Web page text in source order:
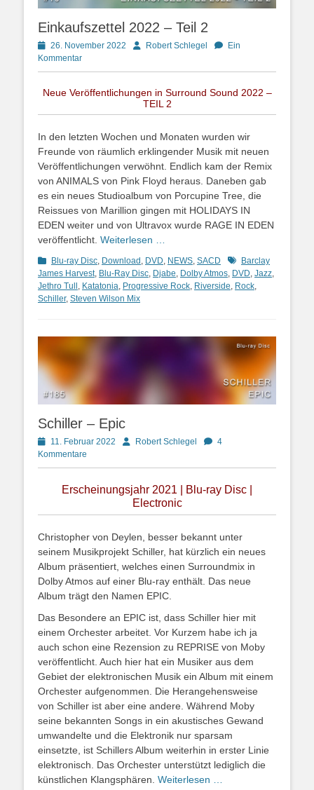
Einkaufszettel 2022 – Teil 2
Posted
on
26. November 2022 AutorRobert Schlegel
Ein
Kommentar
Neue Veröffentlichungen in Surround Sound 2022 –
TEIL 2
In den letzten Wochen und Monaten wurden wir
Freunde von räumlich erklingender Musik mit neuen
Veröffentlichungen verwöhnt. Endlich kam der Remix
von ANIMALS von Pink Floyd heraus. Daneben gab
es ein neues Studioalbum von Porcupine Tree, die
Reissues von Marillion gingen mit HOLIDAYS IN
EDEN weiter und von Ultravox wurde RAGE IN EDEN
veröffentlicht. Weiterlesen …
Kategorien
Blu-ray Disc, Download , DVD, NEWS, SACD Schlagworte
Barclay
James Harvest, Blu-Ray Disc, Djabe, Dolby Atmos, DVD, Jazz,
Jethro Tull , Katatonia, Progressive Rock, Riverside, Rock,
Schiller, Steven Wilson Mix
Schiller – Epic
Posted
on
11. Februar 2022 AutorRobert Schlegel
4
Kommentare
Erscheinungsjahr 2021 | Blu-ray Disc |
Electronic
Christopher von Deylen, besser bekannt unter
seinem Musikprojekt Schiller, hat kürzlich ein neues
Album präsentiert, welches einen Surroundmix in
Dolby Atmos auf einer Blu-ray enthält. Das neue
Album trägt den Namen EPIC.
Das Besondere an EPIC ist, dass Schiller hier mit
einem Orchester arbeitet. Vor Kurzem habe ich ja
auch schon eine Rezension zu REPRISE von Moby
veröffentlicht. Auch hier hat ein Musiker aus dem
Gebiet der elektronischen Musik ein Album mit einem
Orchester aufgenommen. Die Herangehensweise
von Schiller ist aber eine andere. Während Moby
seine bekannten Songs in ein akustisches Gewand
umwandelte und die Elektronik nur sparsam
einsetzte, ist Schillers Album weiterhin in erster Linie
elektronisch. Das Orchester unterstützt lediglich die
künstlichen Klangsphären. Weiterlesen …